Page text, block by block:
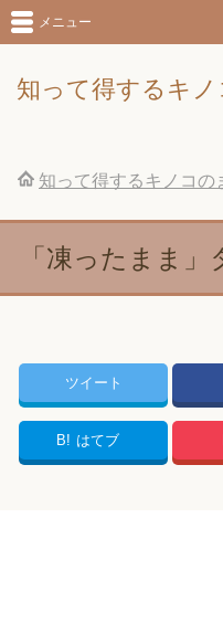
知って得するキ
メニュー
知って得するキノコの
「凍ったまま
ツイート
B! はてブ